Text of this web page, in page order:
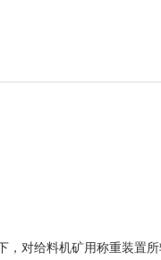
对给料机矿用称重装置